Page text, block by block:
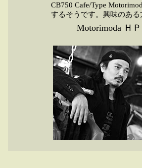
CB750 Cafe/Type
するそうです。興味のあ
Motorimoda Ｈ